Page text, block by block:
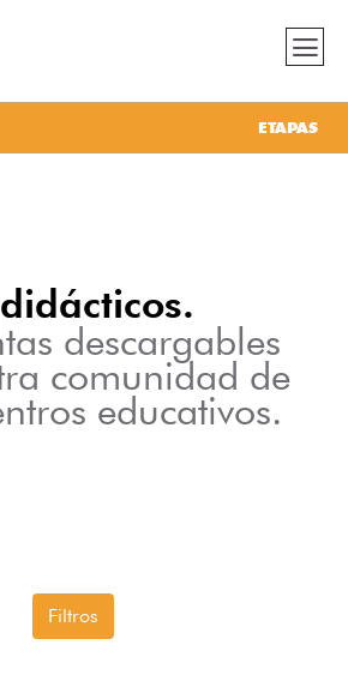
ETAPAS
descargables
comunidad de
educativos.
Filtros